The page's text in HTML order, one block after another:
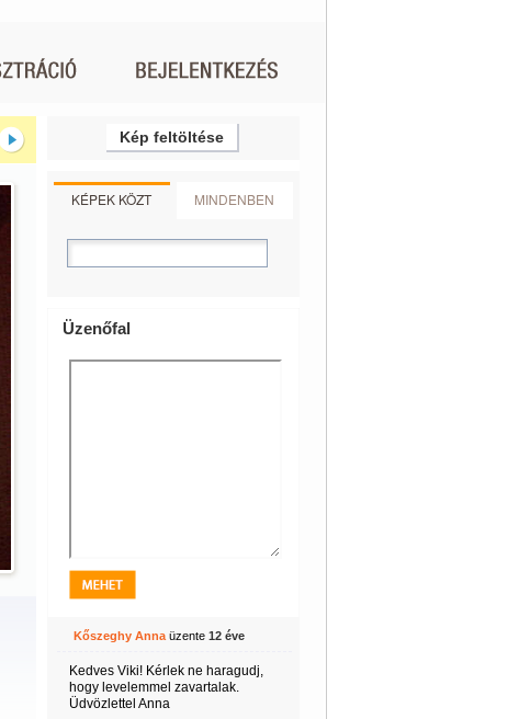
Kép feltöltése
KÉPEK KÖZT MINDENBEN
Üzenőfal
Kőszeghy Annaüzente 12 éve
Kedves Viki! Kérlek ne haragudj,
hogy levelemmel zavartalak.
Üdvözlettel Anna